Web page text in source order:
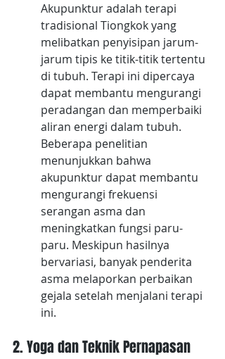
Akupunktur adalah terapi
tradisional Tiongkok yang
melibatkan penyisipan jarum-
jarum tipis ke titik-titik tertentu
di tubuh. Terapi ini dipercaya
dapat membantu mengurangi
peradangan dan memperbaiki
aliran energi dalam tubuh.
Beberapa penelitian
menunjukkan bahwa
akupunktur dapat membantu
mengurangi frekuensi
serangan asma dan
meningkatkan fungsi paru-
paru. Meskipun hasilnya
bervariasi, banyak penderita
asma melaporkan perbaikan
gejala setelah menjalani terapi
ini.
2. Yoga dan Teknik Pernapasan